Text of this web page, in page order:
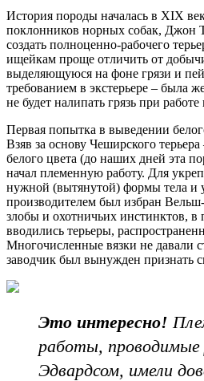
История породы началась в XIX
поклонников норных собак, Джон
создать полноценно-рабочего
ищейкам проще отличить от
выделяющуюся на фоне грязи и
требованием в экстерьере – была
не будет налипать грязь при
Первая попытка в выведении
Взяв за основу Чеширского
белого цвета (до наших дней эта
начал племенную работу. Для
нужной (вытянутой) формы тела и
производителем был избран
злобы и охотничьих инстинктов, в
вводились терьеры,
Многочисленные вязки не давали
заводчик был вынужден признать
Это интересно!
работы, проводимые
Эдвардсом, имели